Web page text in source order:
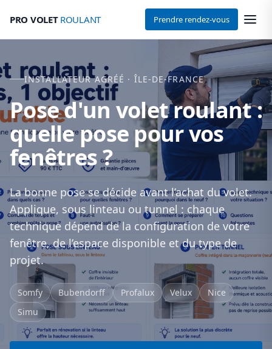
PRO VOLET ROULANT Prendre rendez-vous
INSTALLATEUR AGRÉÉ · ÎLE-DE-FRANCE
Pose d'un volet roulant :
quelle pose pour vos
fenêtres ?
La bonne pose se décide avant l’achat du volet.
Applique, sous linteau ou tunnel : chaque
technique dépend de la configuration de votre
fenêtre, de l’espace disponible et du type de
projet.
Somfy Bubendorff Profalux Velux
Nice
Simu